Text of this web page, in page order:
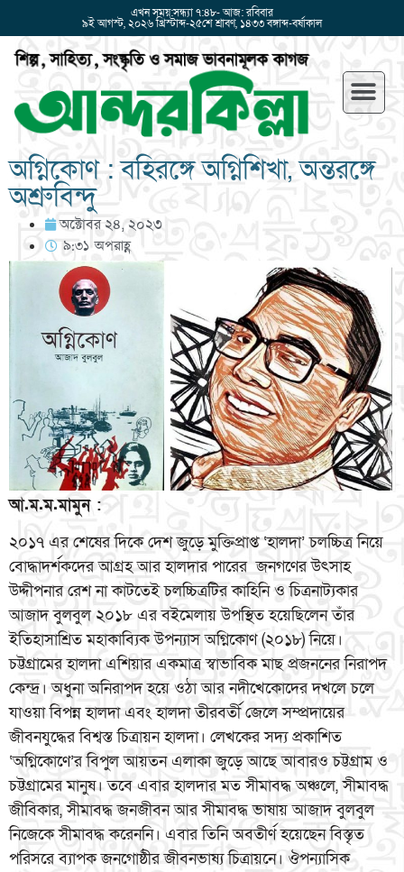
এখন সময়:সন্ধ্যা ৭:৪৮- আজ: রবিবার
৯ই আগস্ট, ২০২৬ খ্রিস্টাব্দ-২৫শে শ্রাবণ, ১৪৩৩ বঙ্গাব্দ-বর্ষাকাল
অগ্নিকোণ : বহিরঙ্গে অগ্নিশিখা, অন্তরঙ্গে
অশ্রুবিন্দু
অক্টোবর ২৪, ২০২৩
৯:৩১ অপরাহ্ণ
আ.ম.ম.মামুন :
২০১৭ এর শেষের দিকে দেশ জুড়ে মুক্তিপ্রাপ্ত ‘হালদা’ চলচ্চিত্র নিয়ে
বোদ্ধাদর্শকদের আগ্রহ আর হালদার পারের জনগণের উৎসাহ
উদ্দীপনার রেশ না কাটতেই চলচ্চিত্রটির কাহিনি ও চিত্রনাট্যকার
আজাদ বুলবুল ২০১৮ এর বইমেলায় উপস্থিত হয়েছিলেন তাঁর
ইতিহাসাশ্রিত মহাকাব্যিক উপন্যাস অগ্নিকোণ (২০১৮) নিয়ে।
চট্টগ্রামের হালদা এশিয়ার একমাত্র স্বাভাবিক মাছ প্রজননের নিরাপদ
কেন্দ্র। অধুনা অনিরাপদ হয়ে ওঠা আর নদীখেকোদের দখলে চলে
যাওয়া বিপন্ন হালদা এবং হালদা তীরবর্তী জেলে সম্প্রদায়ের
জীবনযুদ্ধের বিশ্বস্ত চিত্রায়ন হালদা। লেখকের সদ্য প্রকাশিত
‘অগ্নিকোণে’র বিপুল আয়তন এলাকা জুড়ে আছে আবারও চট্টগ্রাম ও
চট্টগ্রামের মানুষ। তবে এবার হালদার মত সীমাবদ্ধ অঞ্চলে, সীমাবদ্ধ
জীবিকার, সীমাবদ্ধ জনজীবন আর সীমাবদ্ধ ভাষায় আজাদ বুলবুল
নিজেকে সীমাবদ্ধ করেননি। এবার তিনি অবতীর্ণ হয়েছেন বিস্তৃত
পরিসরে ব্যাপক জনগোষ্ঠীর জীবনভাষ্য চিত্রায়নে। ঔপন্যাসিক